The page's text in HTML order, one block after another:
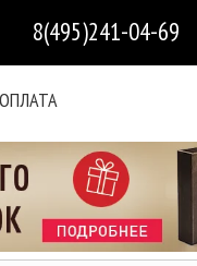
8(495)241-04-69